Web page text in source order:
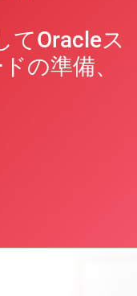
てOracleス
の準備、